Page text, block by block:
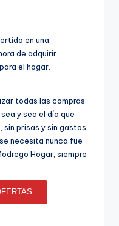
en una
de adquirir
el hogar.
todas las compras
y sea el día que
sin prisas y sin gastos
necesita nunca fue
Hogar, siempre